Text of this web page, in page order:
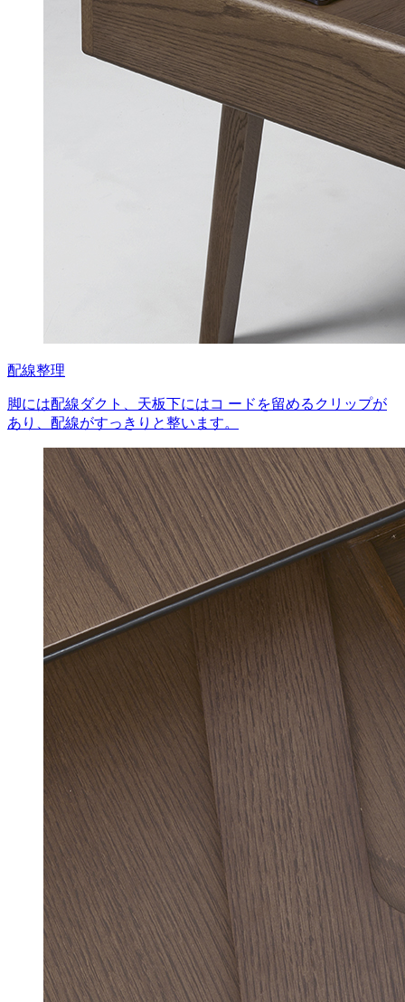
配線整理
脚には配線ダクト、天板下にはコ ードを留めるクリップが
あり、配線がすっきりと整います。